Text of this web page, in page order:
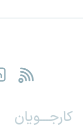
کارجـــویان